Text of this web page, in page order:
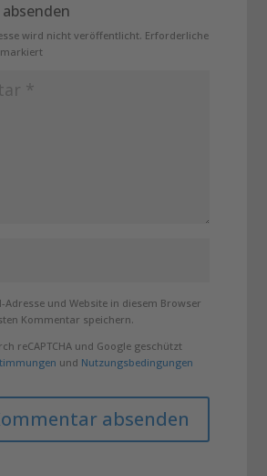
wird nicht veröffentlicht. Erforderliche
markiert
Adresse und Website in diesem Browser
Kommentar speichern.
reCAPTCHA und Google geschützt
und Nutzungsbedingungen